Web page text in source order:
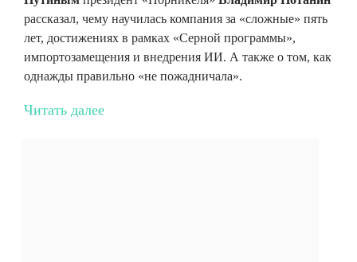
рассказал, чему научилась компания за «сложные» пять
лет, достижениях в рамках «Серной программы»,
импортозамещения и внедрения ИИ. А также о том, как
однажды правильно «не пожадничала».
Читать далее